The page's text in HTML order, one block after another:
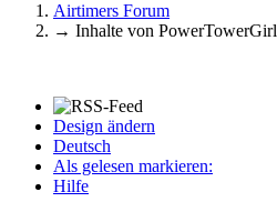
Airtimers Forum
→ Inhalte von PowerTowerGirl
Design ändern
Deutsch
Als gelesen markieren:
Hilfe